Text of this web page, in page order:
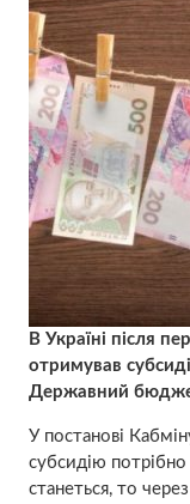
В Україні після
отримував
Державний
У постанові
субсидію
станеться, то